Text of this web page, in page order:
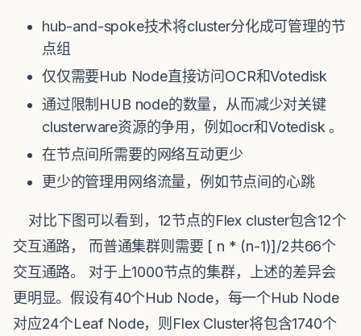
hub-and-spoke技术将cluster分化成可管理的节
点组
仅仅需要Hub Node直接访问OCR和Votedisk
通过限制HUB node的数量，从而减少对关键
clusterware资源的争用，例如ocr和Votedisk 。
在节点间所需要的网络互动更少
更少的管理用网络流量，例如节点间的心跳
对比下图可以看到，12节点的Flex cluster包含12个
交互通路， 而普通集群则需要 [ n * (n-1)]/2共66个
交互通路。 对于上1000节点的集群，上述的差异会
更明显。假设有40个Hub Node，每一个Hub Node
对应24个Leaf Node，则Flex Cluster将包含1740个